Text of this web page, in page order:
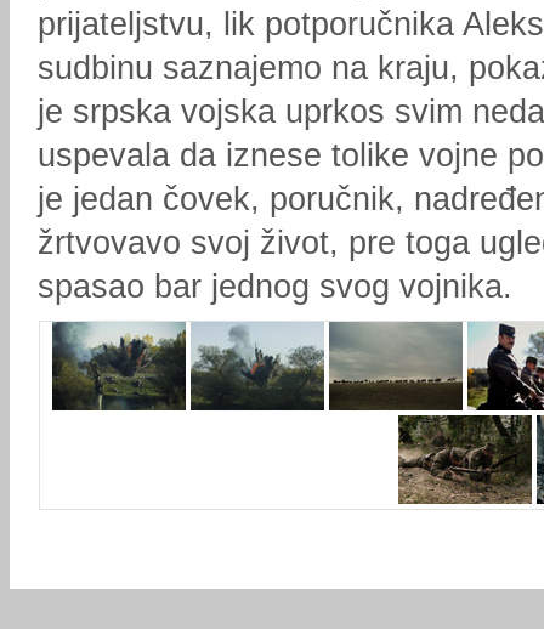
prijateljstvu, lik potporučnika
sudbinu saznajemo na kraju,
je srpska vojska uprkos svim
uspevala da iznese tolike vojne
je jedan čovek, poručnik,
žrtvovavo svoj život, pre toga
spasao bar jednog svog vojnika.